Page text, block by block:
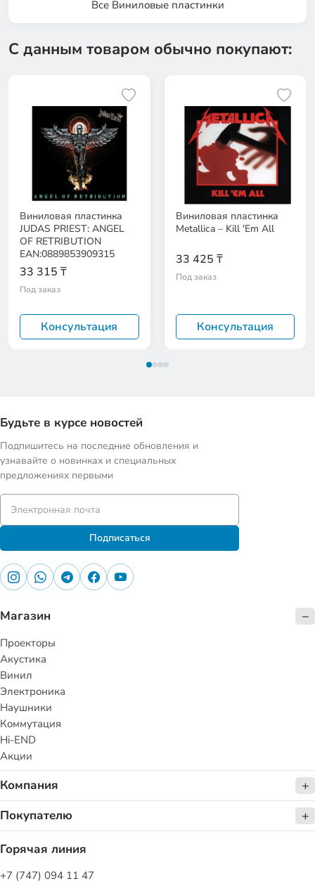
Все Виниловые пластинки
С данным товаром обычно покупают:
Виниловая пластинка
JUDAS PRIEST: ANGEL
OF RETRIBUTION
EAN:0889853909315
33 315 ₸
Под заказ
Консультация
Виниловая пластинка
Metallica – Kill 'Em All
33 425 ₸
Под заказ
Консультация
Будьте в курсе новостей
Подпишитесь на последние обновления и
узнавайте о новинках и специальных
предложениях первыми
Подписаться
Магазин
Проекторы
Акустика
Винил
Электроника
Наушники
Коммутация
Hi-END
Акции
Компания
Покупателю
Горячая линия
+7 (747) 094 11 47